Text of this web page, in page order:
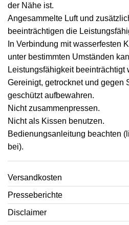
der Nähe ist.
Angesammelte Luft und
beeinträchtigen die
In Verbindung mit wasserfesten
unter bestimmten Umständen
Leistungsfähigkeit beeinträchtigt
Gereinigt, getrocknet und gegen
geschützt aufbewahren.
Nicht zusammenpressen.
Nicht als Kissen benutzen.
Bedienungsanleitung beachten
bei).
Versandkosten
Presseberichte
Disclaimer